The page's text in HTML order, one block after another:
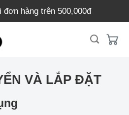
đơn hàng trên 500,000đ
VÀ LẮP ĐẶT